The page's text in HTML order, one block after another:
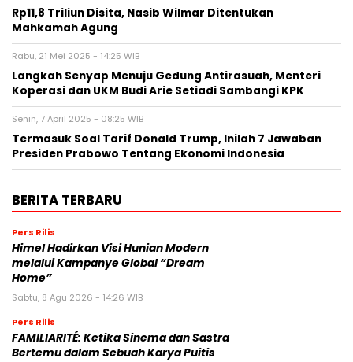
Rp11,8 Triliun Disita, Nasib Wilmar Ditentukan
Mahkamah Agung
Rabu, 21 Mei 2025 - 14:25 WIB
Langkah Senyap Menuju Gedung Antirasuah, Menteri
Koperasi dan UKM Budi Arie Setiadi Sambangi KPK
Senin, 7 April 2025 - 08:25 WIB
Termasuk Soal Tarif Donald Trump, Inilah 7 Jawaban
Presiden Prabowo Tentang Ekonomi Indonesia
BERITA TERBARU
Pers Rilis
Himel Hadirkan Visi Hunian Modern
melalui Kampanye Global “Dream
Home”
Sabtu, 8 Agu 2026 - 14:26 WIB
Pers Rilis
FAMILIARITÉ: Ketika Sinema dan Sastra
Bertemu dalam Sebuah Karya Puitis